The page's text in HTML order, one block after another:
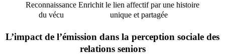
Reconnaissance
du vécu
Enrichit le lien affectif par une histoire
unique et partagée
L’impact de l’émission dans la perception sociale des
relations seniors